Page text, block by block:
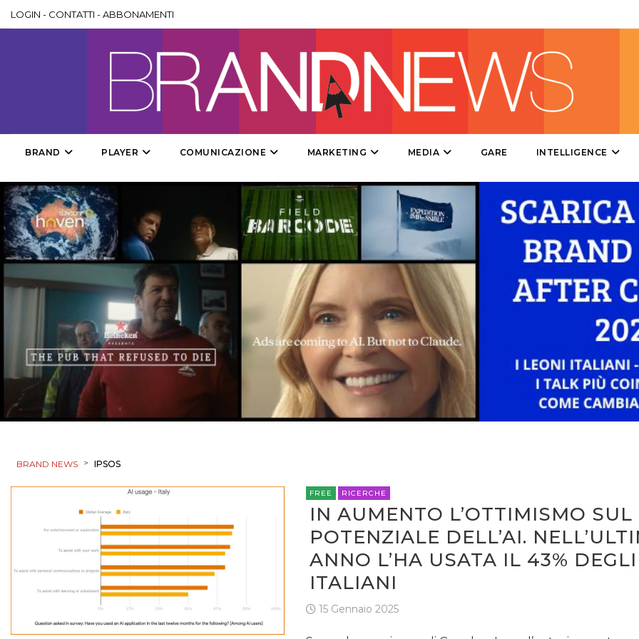
DATI
PREVISIONI/SCENARI
NORMATIVE
TREND
CASE HISTORY
OPINIONI
LOGIN - CONTATTI -ABBONAMENTI
BRAND PLAYER COMUNICAZIONE MARKETING MEDIA GARE INTELLIGENCE
BRAND NEWS > IPSOS
FREE RICERCHE
IN AUMENTO L’OTTIMISMO SUL
POTENZIALE DELL’AI.
ANNO L’HA USATA IL 43% DEGLI
ITALIANI
15 Gennaio 2025